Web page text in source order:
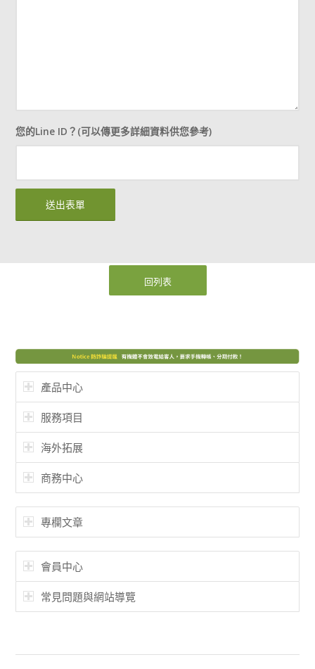
您的Line ID？(可以傳更多詳細資料供您參考)
回列表
產品中心
服務項目
海外拓展
商務中心
專欄文章
會員中心
常見問題與網站導覽